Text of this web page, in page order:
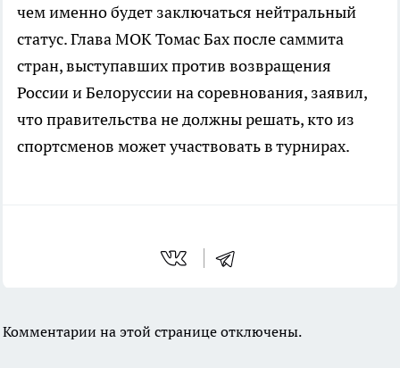
чем именно будет заключаться нейтральный
статус. Глава МОК Томас Бах после саммита
стран, выступавших против возвращения
России и Белоруссии на соревнования, заявил,
что правительства не должны решать, кто из
спортсменов может участвовать в турнирах.
Комментарии на этой странице отключены.